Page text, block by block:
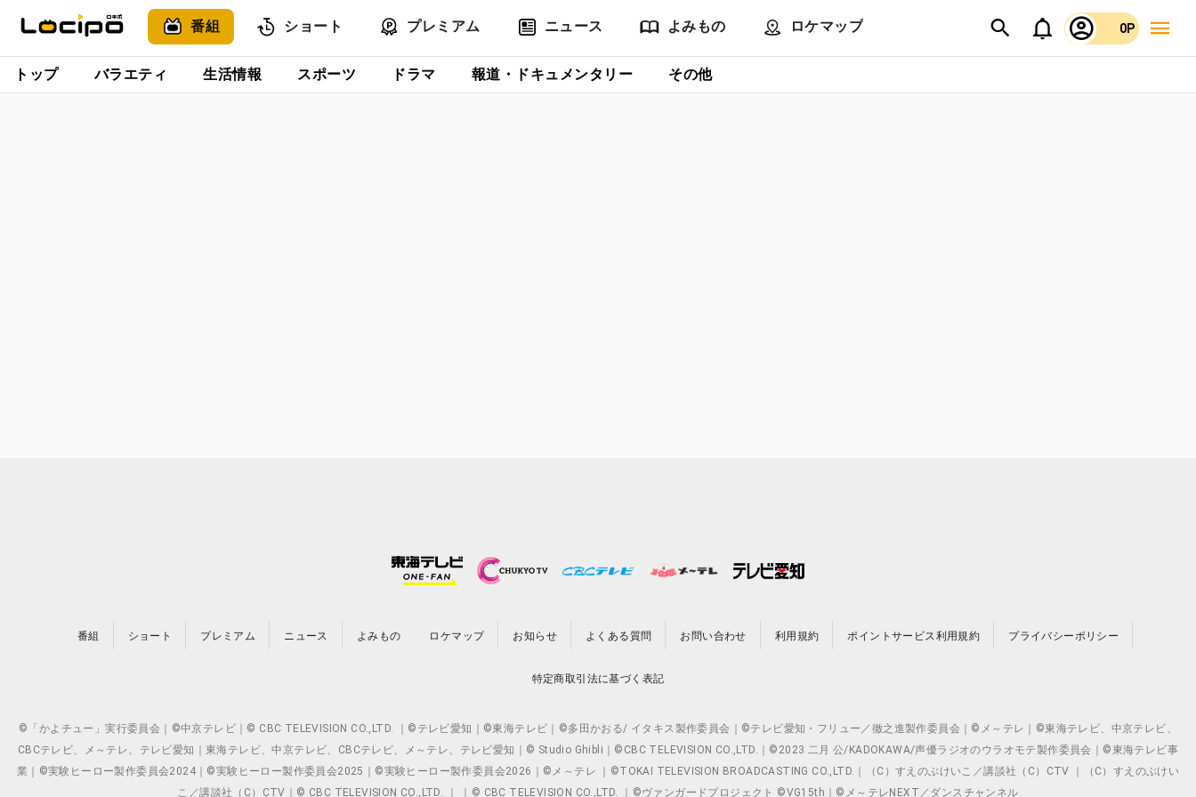
番組 ショート プレミアム ニュース よみもの ロケマップ 0P
トップ バラエティ 生活情報 スポーツ ドラマ 報道・ドキュメンタリー その他
番組 ショート プレミアム ニュース よみもの ロケマップ お知らせ よくある質問 お問い合わせ 利用規約 ポイントサービス利用規約 プライバシーポリシー
特定商取引法に基づく表記
©「かよチュー」実行委員会｜©中京テレビ｜© CBC TELEVISION CO.,LTD. ｜©テレビ愛知｜©東海テレビ｜©多田かおる/ イタキス製作委員会｜©テレビ愛知・フリュー／徹之進製作委員会｜©メ～テレ｜©東海テレビ、中京テレビ、
CBCテレビ、メ～テレ、テレビ愛知｜東海テレビ、中京テレビ、CBCテレビ、メ～テレ、テレビ愛知｜© Studio Ghibli｜©CBC TELEVISION CO.,LTD.｜©2023 二月 公/KADOKAWA/声優ラジオのウラオモテ製作委員会｜©東海テレビ事
業｜©実験ヒーロー製作委員会2024｜©実験ヒーロー製作委員会2025｜©実験ヒーロー製作委員会2026｜©メ～テレ ｜©TOKAI TELEVISION BROADCASTING CO.,LTD.｜（C）すえのぶけいこ／講談社（C）CTV ｜（C）すえのぶけい
こ／講談社（C）CTV｜© CBC TELEVISION CO.,LTD. ｜ ｜© CBC TELEVISION CO.,LTD. ｜©ヴァンガードプロジェクト ©VG15th｜©メ～テレNEXT／ダンスチャンネル